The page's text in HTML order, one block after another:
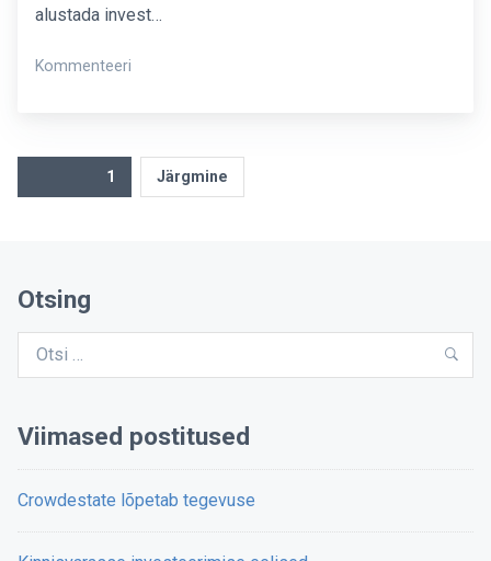
alustada invest…
Kommenteeri
ühisrahastuses?
Postituste
leheküljendus
Lehekülg1 Järgmine
Otsing
Otsi
Viimased postitused
Crowdestate lõpetab tegevuse